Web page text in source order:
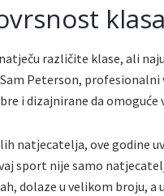
različite klase, ali
Peterson, profesionalni
i dizajnirane da
natjecatelja, ove godine
sport nije samo
dolaze u velikom broju, a